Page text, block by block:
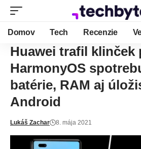
Domov Tech Recenzie
Huawei trafil klinček
HarmonyOS
batérie, RAM aj
Android
Lukáš Zachar 8. mája 2021